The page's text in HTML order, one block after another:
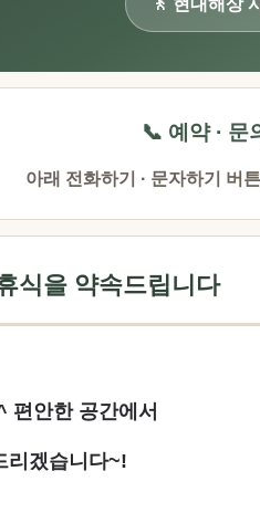
🚶 현대해상
📞 예약 · 문
아래 전화하기 · 문자하기 버
식을 약속드립니다
편안한 공간에서
리겠습니다~!